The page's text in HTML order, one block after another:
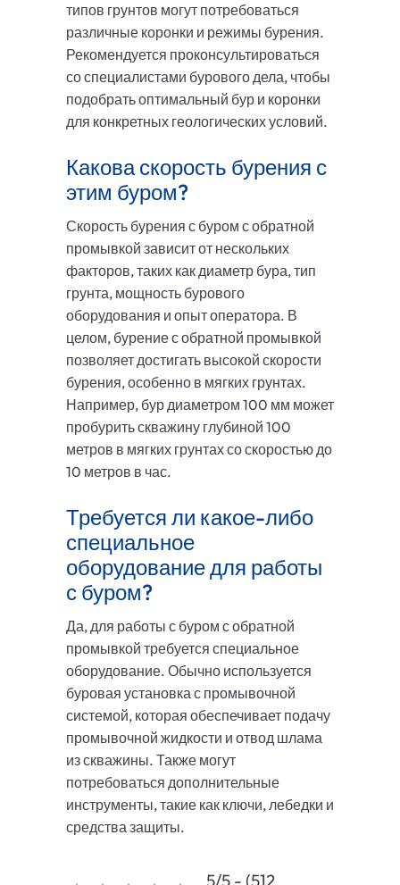
типов грунтов могут потребоваться
различные коронки и режимы бурения.
Рекомендуется проконсультироваться
со специалистами бурового дела, чтобы
подобрать оптимальный бур и коронки
для конкретных геологических условий.
Какова скорость бурения с
этим буром?
Скорость бурения с буром с обратной
промывкой зависит от нескольких
факторов, таких как диаметр бура, тип
грунта, мощность бурового
оборудования и опыт оператора. В
целом, бурение с обратной промывкой
позволяет достигать высокой скорости
бурения, особенно в мягких грунтах.
Например, бур диаметром 100 мм может
пробурить скважину глубиной 100
метров в мягких грунтах со скоростью до
10 метров в час.
Требуется ли какое-либо
специальное
оборудование для работы
с буром?
Да, для работы с буром с обратной
промывкой требуется специальное
оборудование. Обычно используется
буровая установка с промывочной
системой, которая обеспечивает подачу
промывочной жидкости и отвод шлама
из скважины. Также могут
потребоваться дополнительные
инструменты, такие как ключи, лебедки и
средства защиты.
5/5 - (512